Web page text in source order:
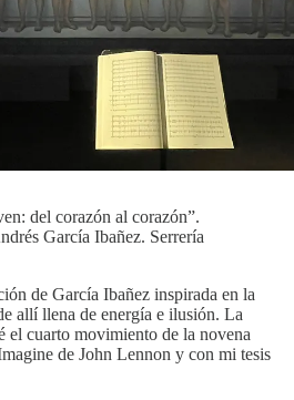
del corazón al corazón”.
García Ibañez. Serrería
de García Ibañez inspirada en la
allí llena de energía e ilusión. La
el cuarto movimiento de la novena
de John Lennon y con mi tesis